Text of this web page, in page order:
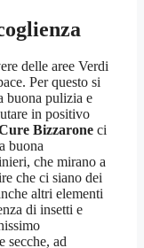
delle aree Verdi
Per questo si
buona pulizia e
in positivo
Bizzarone ci
buona
che mirano a
che ci siano dei
altri elementi
di insetti e
secche, ad